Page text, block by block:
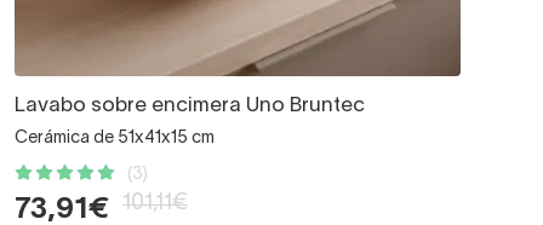
Lavabo sobre encimera Uno Bruntec
Cerámica de 51x41x15 cm
(3)
73,91€ 101,11€